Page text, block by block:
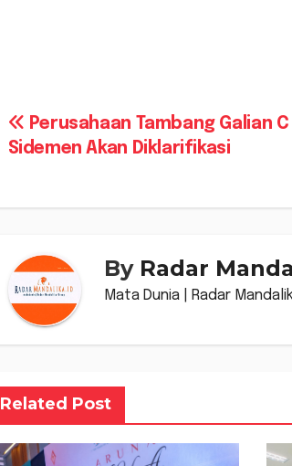
Navigasi
Perusahaan Tambang Galian
Sidemen Akan Diklarifikasi
By Radar
Mata Dunia | Radar
Related Post